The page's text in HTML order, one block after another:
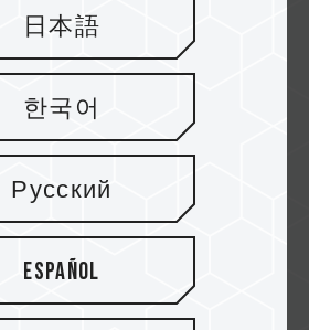
WARDHAMAN COMPUTERS
Gembird
日本語
한국어
Русский
Español